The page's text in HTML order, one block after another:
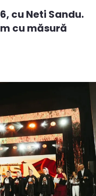
cu Neti Sandu.
cu măsură